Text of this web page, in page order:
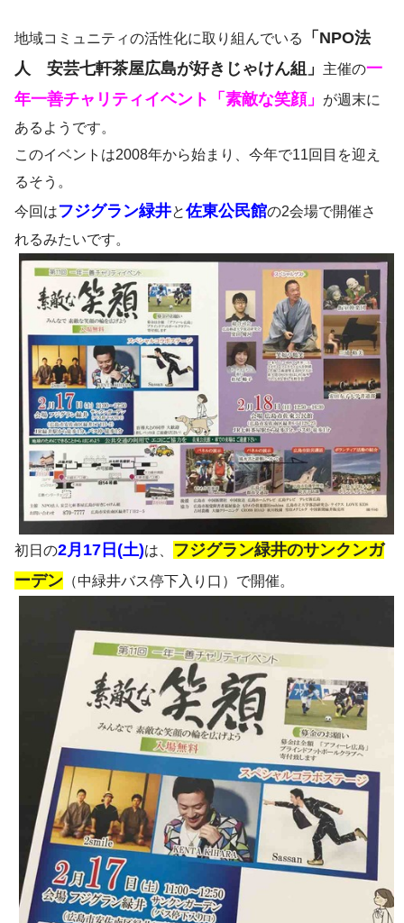
地域コミュニティの活性化に取り組んでいる
「NPO法
人 安芸七軒茶屋広島が好きじゃけん組」
主催の一
年一善チャリティイベント「素敵な笑顔」
が週末に
あるようです。
このイベントは2008年から始まり、今年で11回目を迎え
るそう。
今回はフジグラン緑井と佐東公民館の2会場で開催さ
れるみたいです。
初日の2月17日(土)は、
フジグラン緑井のサンクンガ
ーデン （中緑井バス停下入り口）で開催。